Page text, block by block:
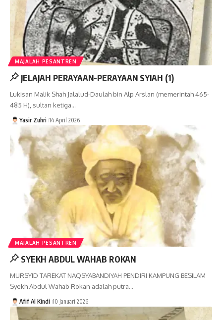
MAJALAH PESANTREN
JELAJAH PERAYAAN-PERAYAAN SYIAH (1)
Lukisan Malik Shah Jalalud-Daulah bin Alp Arslan (memerintah 465-
485 H), sultan ketiga…
Yasir Zuhri 14 April 2026
MAJALAH PESANTREN
SYEKH ABDUL WAHAB ROKAN
MURSYID TAREKAT NAQSYABANDIYAH PENDIRI KAMPUNG BESILAM
Syekh Abdul Wahab Rokan adalah putra…
Afif Al Kindi 10 Januari 2026